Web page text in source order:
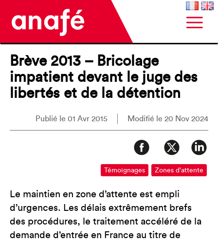
Brève 2013 – Bricolage
impatient devant le juge des
libertés et de la détention
Publié le 01 Avr 2015 Modifié le 20 Nov 2024
Témoignages Zones d'attente
Le maintien en zone d’attente est empli
d’urgences. Les délais extrêmement brefs
des procédures, le traitement accéléré de la
demande d’entrée en France au titre de